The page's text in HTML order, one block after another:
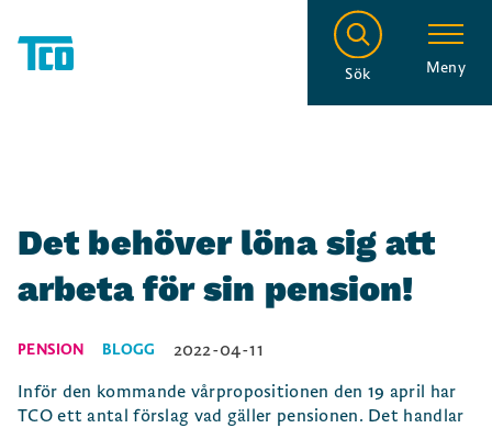
Sök Meny
Det behöver löna sig att
arbeta för sin pension!
PENSION BLOGG
2022-04-11
Inför den kommande vårpropositionen den 19 april har
TCO ett antal förslag vad gäller pensionen. Det handlar